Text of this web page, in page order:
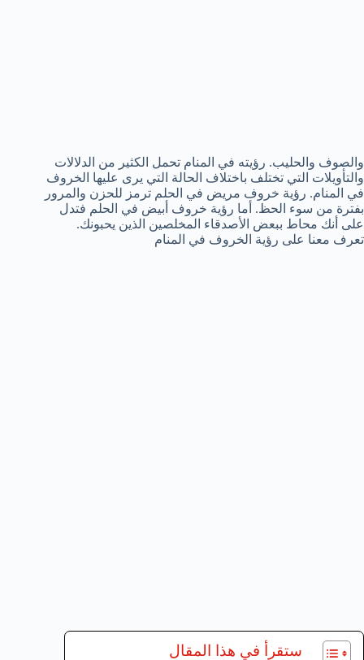
والصوف والحليب. رؤيته في المنام تحمل الكثير من الدلالات
والتأويلات التي تختلف باختلاف الحالة التي يرى عليها الخروف
في المنام. رؤية خروف مريض في الحلم ترمز للحزن والمرور
بفترة من سوء الحظ. أما رؤية خروف أبيض في الحلم فتدل
على أنك محاط ببعض الأصدقاء المخلصين الذين يحبونك.
تعرف معنا على رؤية الخروف في المنام
ستقرأ في هذا المقال